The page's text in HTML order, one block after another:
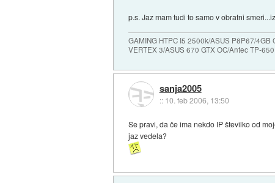
p.s. Jaz mam tudi to samo v obratni
GAMING HTPC I5 2500k/ASUS P8P67/4GB
VERTEX 3/ASUS 670 GTX OC/Antec TP-
sanja2005
:: 10. feb 2006, 13:50
Se pravi, da če ima nekdo IP številko od
jaz vedela?